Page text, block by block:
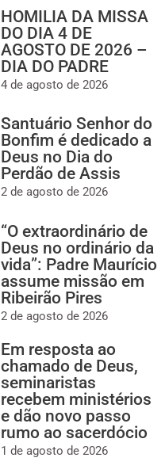
HOMILIA DA MISSA
DO DIA 4 DE
AGOSTO DE 2026 –
DIA DO PADRE
4 de agosto de 2026
Santuário Senhor do
Bonfim é dedicado a
Deus no Dia do
Perdão de Assis
2 de agosto de 2026
“O extraordinário de
Deus no ordinário da
vida”: Padre Maurício
assume missão em
Ribeirão Pires
2 de agosto de 2026
Em resposta ao
chamado de Deus,
seminaristas
recebem ministérios
e dão novo passo
rumo ao sacerdócio
1 de agosto de 2026